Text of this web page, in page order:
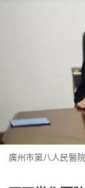
廣州市第八人民醫